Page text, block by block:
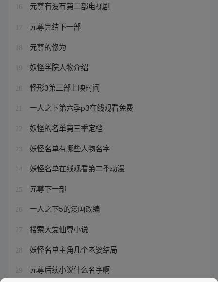
16 元尊有没有第二部电视剧
17 元尊完结下一部
18 元尊的修为
19 妖怪学院人物介绍
20 怪形3第三部上映时间
21 一人之下第六季p3在线观看免费
22 妖怪的名单第三季定档
23 妖怪名单有哪些人物名字
24 妖怪名单在线观看第二季动漫
25 元尊下一部
26 一人之下5的漫画改编
27 搜索大爱仙尊小说
28 妖怪名单主角几个老婆结局
29 元尊后续小说什么名字啊